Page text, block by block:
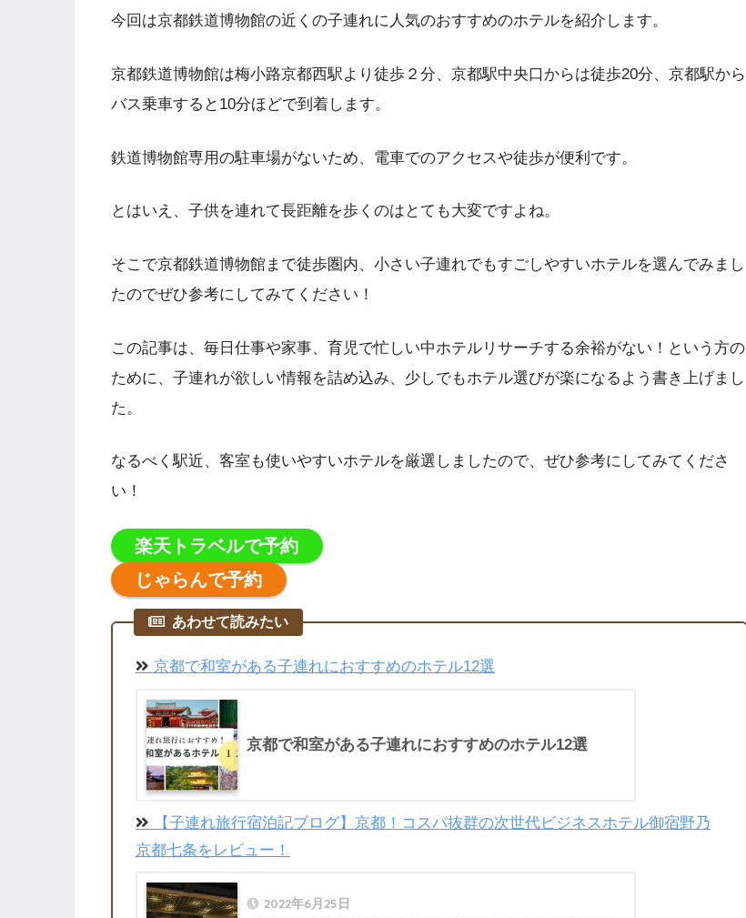
今回は京都鉄道博物館の近くの子連れに人気のおすすめのホテルを紹介します。
京都鉄道博物館は梅小路京都西駅より徒歩２分、京都駅中央口からは徒歩20分、京都駅から
バス乗車すると10分ほどで到着します。
鉄道博物館専用の駐車場がないため、電車でのアクセスや徒歩が便利です。
とはいえ、子供を連れて長距離を歩くのはとても大変ですよね。
そこで京都鉄道博物館まで徒歩圏内、小さい子連れでもすごしやすいホテルを選んでみまし
たのでぜひ参考にしてみてください！
この記事は、毎日仕事や家事、育児で忙しい中ホテルリサーチする余裕がない！という方の
ために、子連れが欲しい情報を詰め込み、少しでもホテル選びが楽になるよう書き上げまし
た。
なるべく駅近、客室も使いやすいホテルを厳選しましたので、ぜひ参考にしてみてくださ
い！
楽天トラベルで予約
じゃらんで予約
あわせて読みたい
京都で和室がある子連れにおすすめのホテル12選
京都で和室がある子連れにおすすめのホテル12選
【子連れ旅行宿泊記ブログ】京都！コスパ抜群の次世代ビジネスホテル御宿野乃
京都七条をレビュー！
2022年6月25日